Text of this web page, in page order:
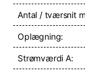
Antal / tværsnit
Oplægning:
Strømværdi A: